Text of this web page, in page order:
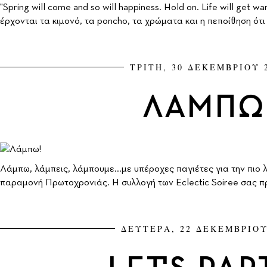
"Spring will come and so will happiness. Hold on. Life will get
έρχονται τα κιμονό, τα poncho, τα χρώματα και η πεποίθηση ότι
ΤΡΙΤΗ, 30 ΔΕΚΕΜΒΡΙΟΥ
Λάμπω, λάμπεις, λάμπουμε...με υπέροχες παγιέτες για την πιο
παραμονή Πρωτοχρονιάς. Η συλλογή των Eclectic Soiree σας
ΔΕΥΤΕΡΑ, 22